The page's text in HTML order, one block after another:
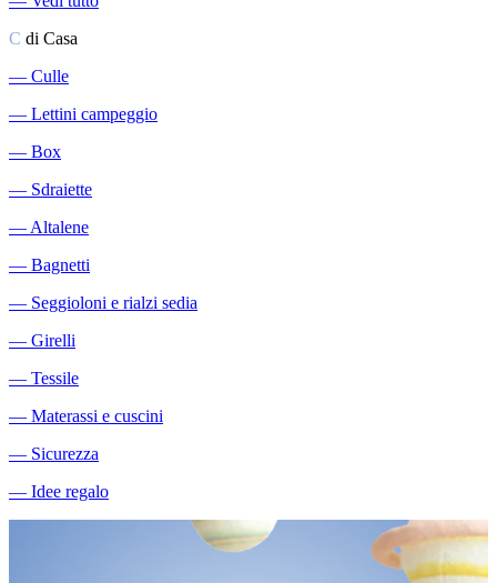
C di Casa
― Culle
― Lettini campeggio
― Box
― Sdraiette
―Altalene
― Bagnetti
― Seggioloni e rialzi sedia
― Girelli
― Tessile
― Materassi e cuscini
― Sicurezza
― Idee regalo